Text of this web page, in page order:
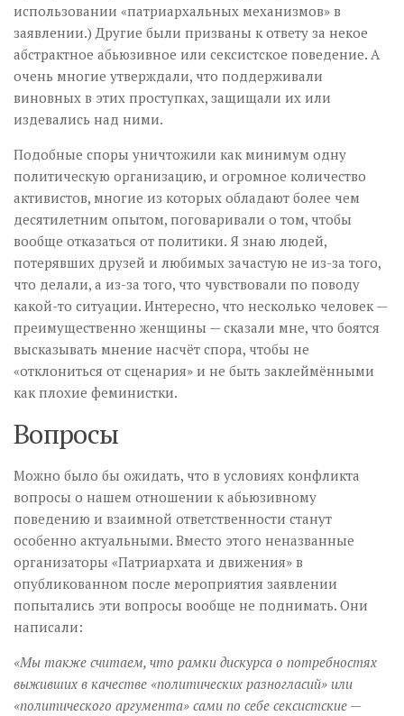
использовании «патриархальных механизмов» в
заявлении.) Другие были призваны к ответу за некое
абстрактное абьюзивное или сексистское поведение. А
очень многие утверждали, что поддерживали
виновных в этих проступках, защищали их или
издевались над ними.
Подобные споры уничтожили как минимум одну
политическую организацию, и огромное количество
активистов, многие из которых обладают более чем
десятилетним опытом, поговаривали о том, чтобы
вообще отказаться от политики. Я знаю людей,
потерявших друзей и любимых зачастую не из-за того,
что делали, а из-за того, что чувствовали по поводу
какой-то ситуации. Интересно, что несколько человек —
преимущественно женщины — сказали мне, что боятся
высказывать мнение насчёт спора, чтобы не
«отклониться от сценария» и не быть заклеймёнными
как плохие феминистки.
Вопросы
Можно было бы ожидать, что в условиях конфликта
вопросы о нашем отношении к абьюзивному
поведению и взаимной ответственности станут
особенно актуальными. Вместо этого неназванные
организаторы «Патриархата и движения» в
опубликованном после мероприятия заявлении
попытались эти вопросы вообще не поднимать. Они
написали:
«Мы также считаем, что рамки дискурса о потребностях
выживших в качестве «политических разногласий» или
«политического аргумента» сами по себе сексистские —